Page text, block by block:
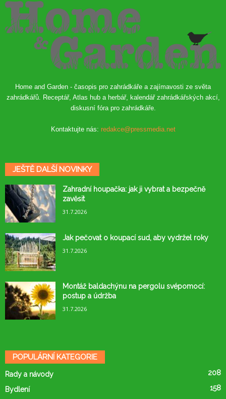
Home and Garden - časopis pro zahrádkáře a zajímavosti ze světa
zahrádkářů. Receptář, Atlas hub a herbář, kalendář zahrádkářských akcí,
diskusní fóra pro zahrádkáře.
Kontaktujte nás: redakce@pressmedia.net
JEŠTĚ DALŠÍ NOVINKY
Zahradní houpačka: jak ji vybrat a bezpečně
zavěsit
31.7.2026
Jak pečovat o koupací sud, aby vydržel roky
31.7.2026
Montáž baldachýnu na pergolu svépomocí:
postup a údržba
31.7.2026
POPULÁRNÍ KATEGORIE
Rady a návody 208
Bydlení
158